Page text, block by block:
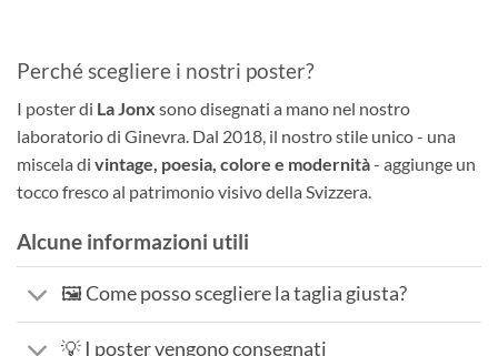
Perché scegliere i nostri poster?
I poster di La Jonx sono disegnati a mano nel nostro
laboratorio di Ginevra. Dal 2018, il nostro stile unico - una
miscela di vintage, poesia, colore e modernità- aggiunge un
tocco fresco al patrimonio visivo della Svizzera.
Alcune informazioni utili
🖼️ Come posso scegliere la taglia giusta?
💡 I poster vengono consegnati